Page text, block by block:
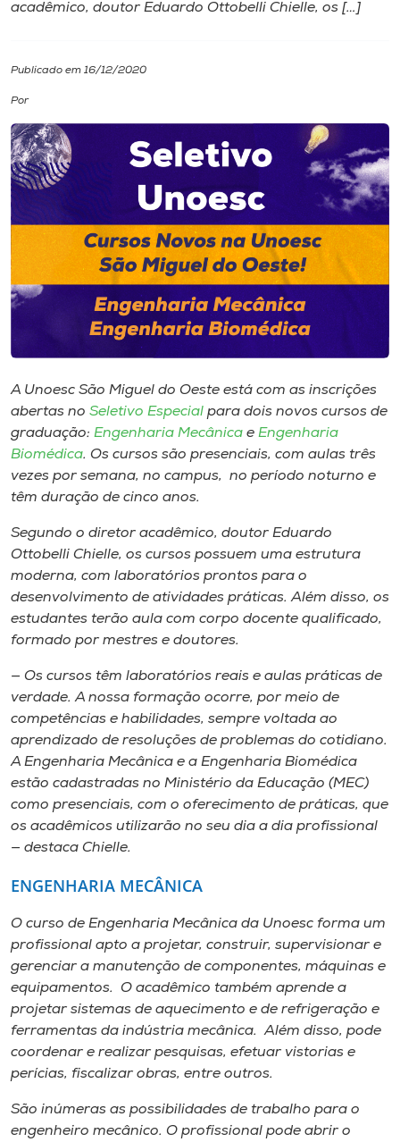
Biblioteca
Editora
Rádio
Museu
Unoesc
Selecione
o idioma
A+
A-
acadêmico, doutor Eduardo Ottobelli Chielle, os […]
Publicado em 16/12/2020
Por
A Unoesc São Miguel do Oeste está com as inscrições
abertas no Seletivo Especial para dois novos cursos de
graduação: Engenharia Mecânica e Engenharia
Biomédica. Os cursos são presenciais, com aulas três
vezes por semana, no campus, no período noturno e
têm duração de cinco anos.
Segundo o diretor acadêmico, doutor Eduardo
Ottobelli Chielle, os cursos possuem uma estrutura
moderna, com laboratórios prontos para o
desenvolvimento de atividades práticas. Além disso, os
estudantes terão aula com corpo docente qualificado,
formado por mestres e doutores.
— Os cursos têm laboratórios reais e aulas práticas de
verdade. A nossa formação ocorre, por meio de
competências e habilidades, sempre voltada ao
aprendizado de resoluções de problemas do cotidiano.
A Engenharia Mecânica e a Engenharia Biomédica
estão cadastradas no Ministério da Educação (MEC)
como presenciais, com o oferecimento de práticas, que
os acadêmicos utilizarão no seu dia a dia profissional
— destaca Chielle.
ENGENHARIA MECÂNICA
O curso de Engenharia Mecânica da Unoesc forma um
profissional apto a projetar, construir, supervisionar e
gerenciar a manutenção de componentes, máquinas e
equipamentos. O acadêmico também aprende a
projetar sistemas de aquecimento e de refrigeração e
ferramentas da indústria mecânica. Além disso, pode
coordenar e realizar pesquisas, efetuar vistorias e
perícias, fiscalizar obras, entre outros.
São inúmeras as possibilidades de trabalho para o
engenheiro mecânico. O profissional pode abrir o